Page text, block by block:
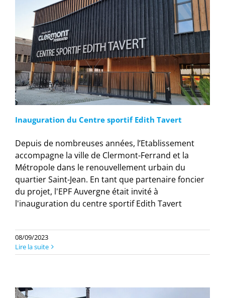
Inauguration du Centre sportif Edith Tavert
Depuis de nombreuses années, l’Etablissement
accompagne la ville de Clermont-Ferrand et la
Métropole dans le renouvellement urbain du
quartier Saint-Jean. En tant que partenaire foncier
du projet, l'EPF Auvergne était invité à
l'inauguration du centre sportif Edith Tavert
08/09/2023
Lire la suite